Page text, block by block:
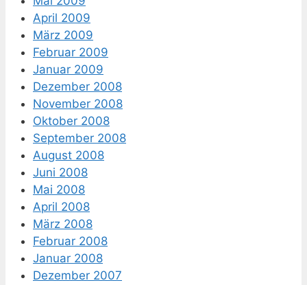
April 2009
März 2009
Februar 2009
Januar 2009
Dezember 2008
November 2008
Oktober 2008
September 2008
August 2008
Juni 2008
Mai 2008
April 2008
März 2008
Februar 2008
Januar 2008
Dezember 2007